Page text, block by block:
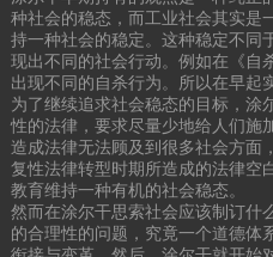
种社会的稳态，而工业社会其实是
持一种社会的稳定。这种稳定不同
现出不同的社会行动。例如在《自
出现不同的自杀行为。所以在早起
为了继续追求社会稳态的目标，涂
性的法律，要求尽量少地给人们施
造成法律无法顾及到很多社会方面
复性法律转型时期所造成的法律空
教育维持一种有机的社会稳态。
然而在涂尔干思索社会应该制订什
的合理性的问题，究竟一个道德体